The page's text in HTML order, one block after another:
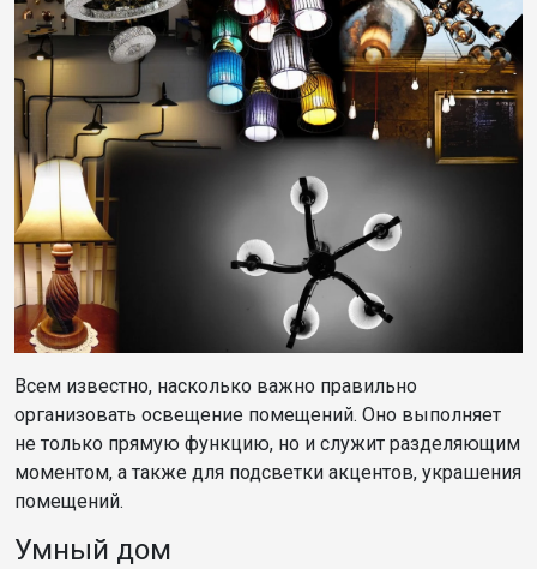
Всем известно, насколько важно правильно
организовать освещение помещений. Оно выполняет
не только прямую функцию, но и служит разделяющим
моментом, а также для подсветки акцентов, украшения
помещений.
Умный дом